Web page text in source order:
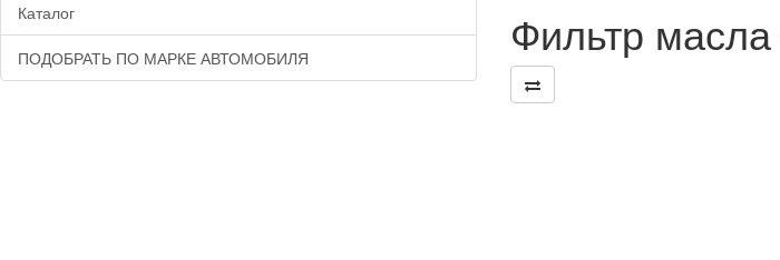
Каталог
ПОДОБРАТЬ ПО МАРКЕ АВТОМОБИЛЯ Фильтр